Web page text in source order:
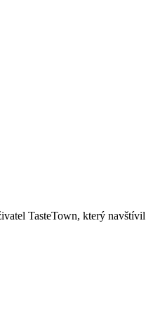
TasteTown, který navštívil